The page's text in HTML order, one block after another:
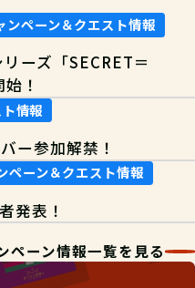
ンペーン＆クエスト情報
ーズ「SECRET＝
！
情報
ー参加解禁！
ペーン＆クエスト情報
発表！
ペーン情報一覧を見る